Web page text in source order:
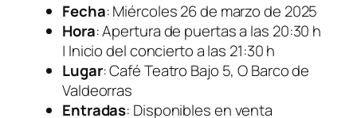
Fecha: Miércoles 26 de marzo de 2025
Hora: Apertura de puertas a las 20:30 h
| Inicio del concierto a las 21:30 h
Lugar: Café Teatro Bajo 5, O Barco de
Valdeorras
Entradas: Disponibles en venta